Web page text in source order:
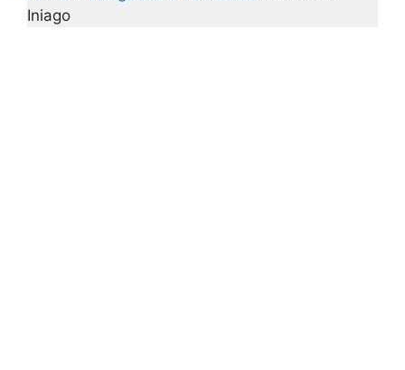
Iniago